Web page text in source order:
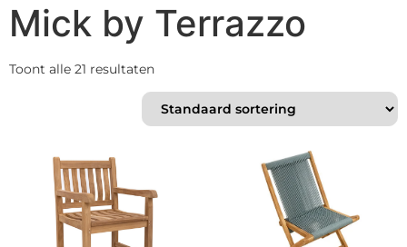
Mick by Terrazzo
Toont alle 21 resultaten